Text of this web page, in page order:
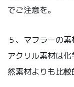
でご注意を。
５、マフラーの
アクリル素材は
然素材よりも比較